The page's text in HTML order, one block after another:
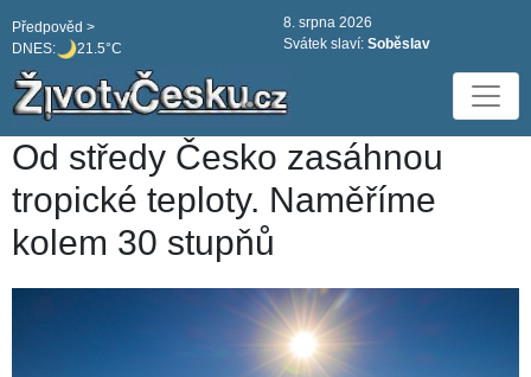
DNES: 21.5°C
Předpověd >
8. srpna 2026
Svátek slaví: Soběslav
Od středy Česko zasáhnou
tropické teploty. Naměříme
kolem 30 stupňů